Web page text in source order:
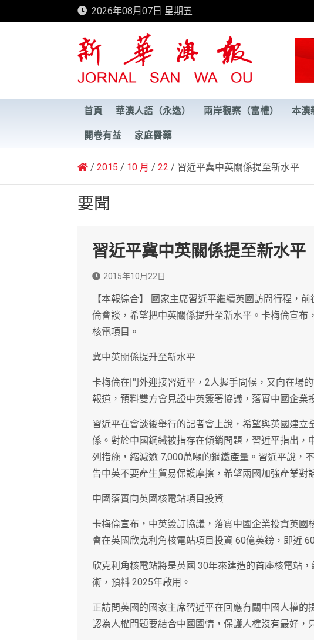
to
2026年08月07日 星期五
新華澳報
首頁 華澳人語（永逸） 兩岸觀察（富權） 本澳
開卷有益 家庭醫藥
2015 10 月 22 習近平冀中英關係提至新水平
要聞
習近平冀中英關係提至新水平
2015年10月22日
【本報綜合】 國家主席習近平繼續英國訪問行程，
倫會談，希望把中英關係提升至新水平。卡梅倫宣布
核電項目。
冀中英關係提升至新水平
卡梅倫在門外迎接習近平，2人握手問候，又向在場
報道，預料雙方會見證中英簽署協議，落實中國企業
習近平在會談後舉行的記者會上說，希望與英國建立
係。對於中國鋼鐵被指存在傾銷問題，習近平指出，
列措施，縮減逾 7,000萬噸的鋼鐵產量。習近平說，
告中英不要產生貿易保護摩擦，希望兩國加強產業對
中國落實向英國核電站項目投資
卡梅倫宣布，中英簽訂協議，落實中國企業投資英國
會在英國欣克利角核電站項目投資 60億英鎊，即近
欣克利角核電站將是英國 30年來建造的首座核電站
術，預料 2025年啟用。
正訪問英國的國家主席習近平在回應有關中國人權
認為人權問題要結合中國國情，保護人權沒有最好，